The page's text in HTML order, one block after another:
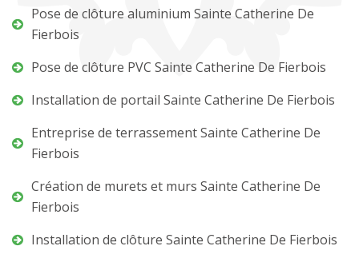
Pose de clôture aluminium Sainte Catherine De
Fierbois
Pose de clôture PVC Sainte Catherine De Fierbois
Installation de portail Sainte Catherine De Fierbois
Entreprise de terrassement Sainte Catherine De
Fierbois
Création de murets et murs Sainte Catherine De
Fierbois
Installation de clôture Sainte Catherine De Fierbois